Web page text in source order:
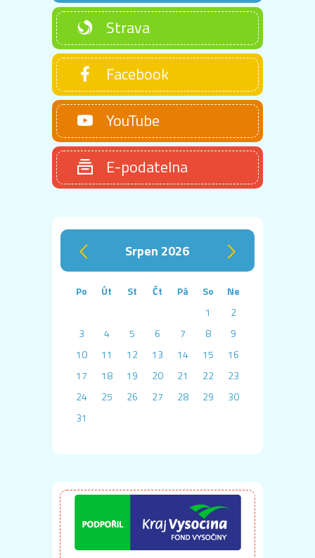
Strava
Facebook
YouTube
E-podatelna
‹ srpen 2026 ›
Po Út St Čt Pá So
Ne
1
2
3
4 5 6 7 8
9
10
11 12 13 14 15
16
17
18 19 20 21 22
23
24
25 26 27 28 29
30
31